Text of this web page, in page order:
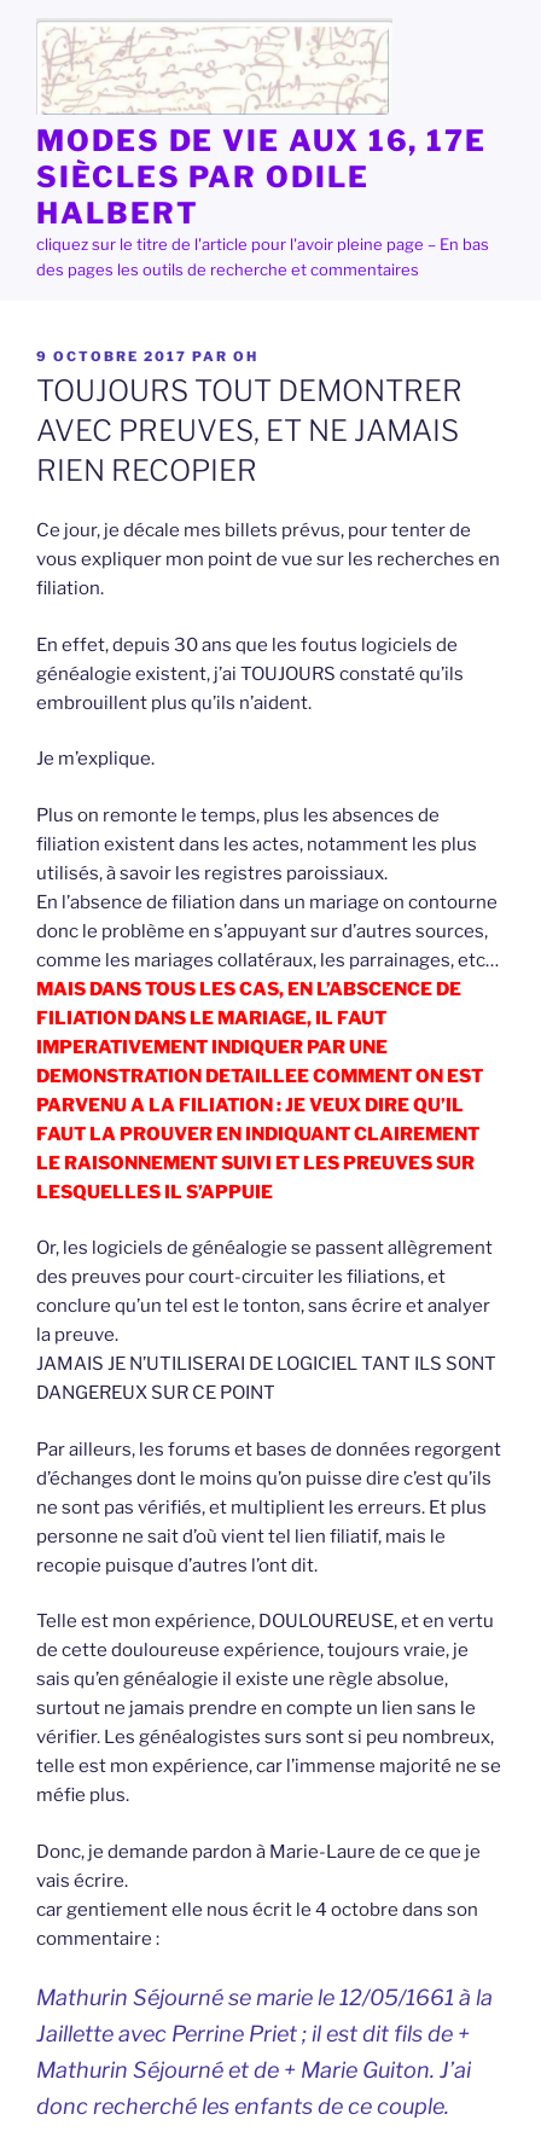
contenu
principal
MODES DE VIE AUX 16, 17E
SIÈCLES PAR ODILE
HALBERT
cliquez sur le titre de l'article pour l'avoir pleine page – En bas
des pages les outils de recherche et commentaires
PUBLIÉ
LE
9 OCTOBRE 2017 PAR OH
TOUJOURS TOUT DEMONTRER
AVEC PREUVES, ET NE JAMAIS
RIEN RECOPIER
Ce jour, je décale mes billets prévus, pour tenter de
vous expliquer mon point de vue sur les recherches en
filiation.
En effet, depuis 30 ans que les foutus logiciels de
généalogie existent, j’ai TOUJOURS constaté qu’ils
embrouillent plus qu’ils n’aident.
Je m’explique.
Plus on remonte le temps, plus les absences de
filiation existent dans les actes, notamment les plus
utilisés, à savoir les registres paroissiaux.
En l’absence de filiation dans un mariage on contourne
donc le problème en s’appuyant sur d’autres sources,
comme les mariages collatéraux, les parrainages, etc…
MAIS DANS TOUS LES CAS, EN L’ABSCENCE DE
FILIATION DANS LE MARIAGE, IL FAUT
IMPERATIVEMENT INDIQUER PAR UNE
DEMONSTRATION DETAILLEE COMMENT ON EST
PARVENU A LA FILIATION : JE VEUX DIRE QU’IL
FAUT LA PROUVER EN INDIQUANT CLAIREMENT
LE RAISONNEMENT SUIVI ET LES PREUVES SUR
LESQUELLES IL S’APPUIE
Or, les logiciels de généalogie se passent allègrement
des preuves pour court-circuiter les filiations, et
conclure qu’un tel est le tonton, sans écrire et analyer
la preuve.
JAMAIS JE N’UTILISERAI DE LOGICIEL TANT ILS SONT
DANGEREUX SUR CE POINT
Par ailleurs, les forums et bases de données regorgent
d’échanges dont le moins qu’on puisse dire c’est qu’ils
ne sont pas vérifiés, et multiplient les erreurs. Et plus
personne ne sait d’où vient tel lien filiatif, mais le
recopie puisque d’autres l’ont dit.
Telle est mon expérience, DOULOUREUSE, et en vertu
de cette douloureuse expérience, toujours vraie, je
sais qu’en généalogie il existe une règle absolue,
surtout ne jamais prendre en compte un lien sans le
vérifier. Les généalogistes surs sont si peu nombreux,
telle est mon expérience, car l’immense majorité ne se
méfie plus.
Donc, je demande pardon à Marie-Laure de ce que je
vais écrire.
car gentiement elle nous écrit le 4 octobre dans son
commentaire :
Mathurin Séjourné se marie le 12/05/1661 à la
Jaillette avec Perrine Priet ; il est dit fils de +
Mathurin Séjourné et de + Marie Guiton. J’ai
donc recherché les enfants de ce couple.